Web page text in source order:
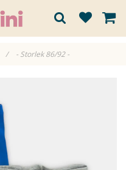
/ - Storlek 86/92 -